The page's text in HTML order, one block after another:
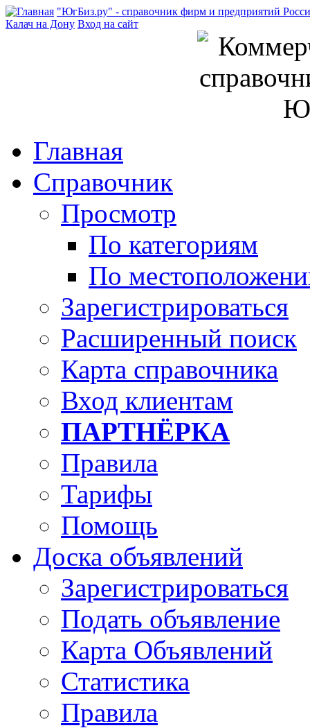
"ЮгБиз.ру" - справочник фирм и предприятий
Калач на Дону Вход на сайт
Главная
Справочник
Просмотр
По категориям
По
Зарегистрироваться
Расширенный поиск
Карта справочника
Вход клиентам
ПАРТНЁРКА
Правила
Тарифы
Помощь
Доска объявлений
Зарегистрироваться
Подать объявление
Карта Объявлений
Статистика
Правила